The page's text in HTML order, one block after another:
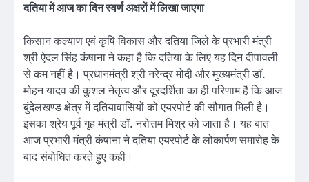
दतिया में आज का दिन स्वर्ण अक्षरों में लिखा जाएगा
किसान कल्याण एवं कृषि विकास और दतिया जिले के प्रभारी मंत्री
श्री ऐदल सिंह कंषाना ने कहा है कि दतिया के लिए यह दिन दीपावली
से कम नहीं है। प्रधानमंत्री श्री नरेन्द्र मोदी और मुख्यमंत्री डॉ.
मोहन यादव की कुशल नेतृत्व और दूरदर्शिता का ही परिणाम है कि आज
बुंदेलखण्ड क्षेत्र में दतियावासियों को एयरपोर्ट की सौगात मिली है।
इसका श्रेय पूर्व गृह मंत्री डॉ. नरोत्तम मिश्र को जाता है। यह बात
आज प्रभारी मंत्री कंषाना ने दतिया एयरपोर्ट के लोकार्पण समारोह के
बाद संबोधित करते हुए कही।